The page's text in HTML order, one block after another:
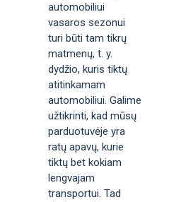
automobiliui
vasaros sezonui
turi būti tam tikrų
matmenų, t. y.
dydžio, kuris tiktų
atitinkamam
automobiliui. Galime
užtikrinti, kad mūsų
parduotuvėje yra
ratų apavų, kurie
tiktų bet kokiam
lengvajam
transportui. Tad